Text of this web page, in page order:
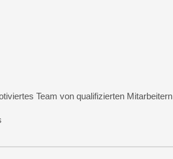
Team von qualifizierten Mitarbeitern